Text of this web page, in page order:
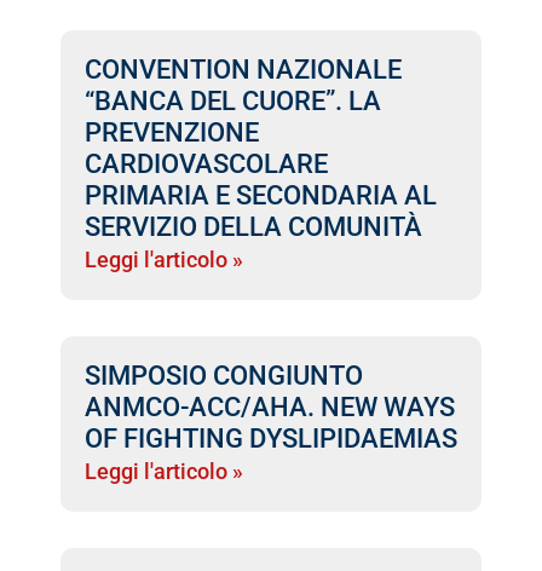
CONVENTION NAZIONALE
“BANCA DEL CUORE”. LA
PREVENZIONE
CARDIOVASCOLARE
PRIMARIA E SECONDARIA AL
SERVIZIO DELLA COMUNITÀ
Leggi l'articolo »
SIMPOSIO CONGIUNTO
ANMCO-ACC/AHA. NEW WAYS
OF FIGHTING DYSLIPIDAEMIAS
Leggi l'articolo »